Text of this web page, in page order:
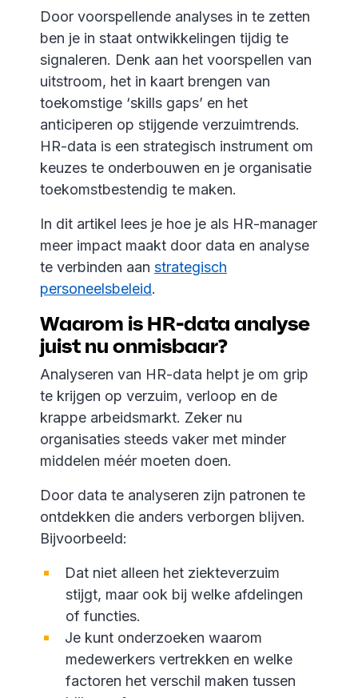
Door voorspellende analyses in te zetten
ben je in staat ontwikkelingen tijdig te
signaleren. Denk aan het voorspellen van
uitstroom, het in kaart brengen van
toekomstige ‘skills gaps’ en het
anticiperen op stijgende verzuimtrends.
HR-data is een strategisch instrument om
keuzes te onderbouwen en je organisatie
toekomstbestendig te maken.
In dit artikel lees je hoe je als HR-manager
meer impact maakt door data en analyse
te verbinden aan strategisch
personeelsbeleid.
Waarom is HR-data analyse
juist nu onmisbaar?
Analyseren van HR-data helpt je om grip
te krijgen op verzuim, verloop en de
krappe arbeidsmarkt. Zeker nu
organisaties steeds vaker met minder
middelen méér moeten doen.
Door data te analyseren zijn patronen te
ontdekken die anders verborgen blijven.
Bijvoorbeeld:
Dat niet alleen het ziekteverzuim
stijgt, maar ook bij welke afdelingen
of functies.
Je kunt onderzoeken waarom
medewerkers vertrekken en welke
factoren het verschil maken tussen